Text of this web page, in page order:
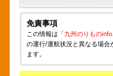
免責事項
この情報は「 九州のりもの
の運行/運航状況と異なる場合
ます。